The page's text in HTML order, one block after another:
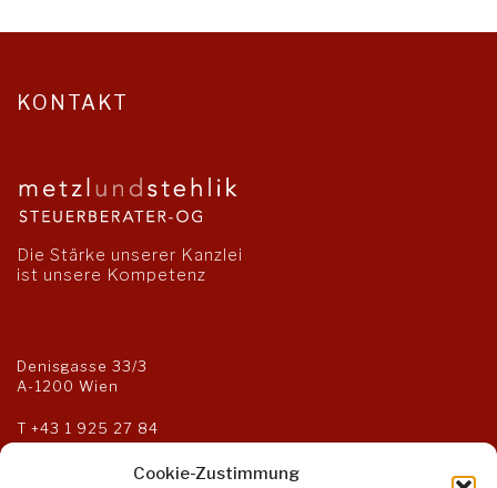
Cookie-Zustimmung
KONTAKT
Die Stärke unserer Kanzlei
ist unsere Kompetenz
Denisgasse 33/3
A-1200 Wien
T +43 1 925 27 84
F +43 1 925 27 85
kanzlei@steuerberater-og.at